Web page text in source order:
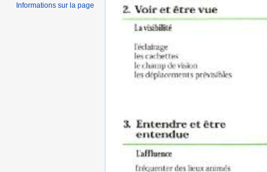
Informations sur la page